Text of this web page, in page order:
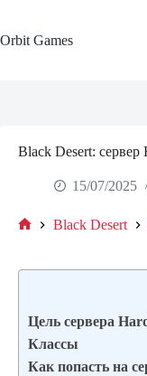
content
Orbit Games
Black Desert: сервер
15/07/2025
Black Desert
Цель сервера
Классы
Как попасть на